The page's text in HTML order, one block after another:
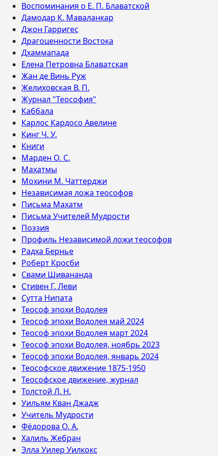
Воспоминания о Е. П. Блаватской
Дамодар К. Маваланкар
Джон Гарригес
Драгоценности Востока
Дхаммапада
Елена Петровна Блаватская
Жан де Винь Руж
Желиховская В. П.
Журнал "Теософия"
Каббала
Карлос Кардосо Авелине
Кинг Ч. У.
Книги
Марден О. С.
Махатмы
Мохини М. Чаттерджи
Независимая ложа теософов
Письма Махатм
Письма Учителей Мудрости
Поэзия
Профиль Независимой ложи теософов
Радха Бернье
Роберт Кросби
Свами Шивананда
Стивен Г. Леви
Сутта Нипата
Теософ эпохи Водолея
Теософ эпохи Водолея май 2024
Теософ эпохи Водолея март 2024
Теософ эпохи Водолея, ноябрь 2023
Теософ эпохи Водолея, январь 2024
Теософское движение 1875-1950
Теософское движение, журнал
Толстой Л. Н.
Уильям Кван Джадж
Учитель Мудрости
Фёдорова О. А.
Халиль Жебран
Элла Уилер Уилкокс